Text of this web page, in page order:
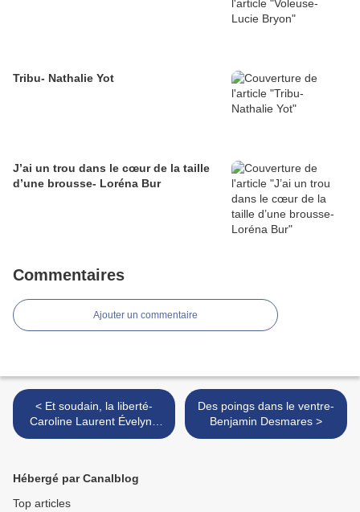
Tribu- Nathalie Yot
J’ai un trou dans le cœur de la taille
d’une brousse- Loréna Bur
Commentaires
Ajouter un commentaire
< Et soudain, la liberté-
Caroline Laurent Évelyne
Pisier
Des poings dans le ventre-
Benjamin Desmares >
Hébergé par Canalblog
Top articles